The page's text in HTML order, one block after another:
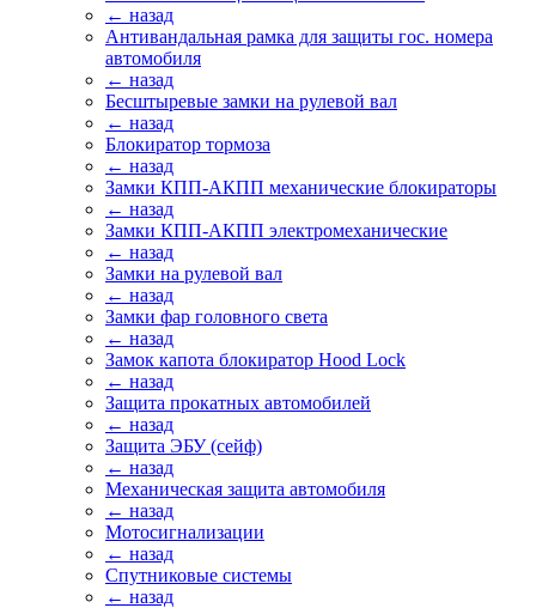
← назад
Антивандальная рамка для защиты гос. номера
автомобиля
← назад
Бесштыревые замки на рулевой вал
← назад
Блокиратор тормоза
← назад
Замки КПП-АКПП механические блокираторы
← назад
Замки КПП-АКПП электромеханические
← назад
Замки на рулевой вал
← назад
Замки фар головного света
← назад
Замок капота блокиратор Hood Lock
← назад
Защита прокатных автомобилей
← назад
Защита ЭБУ (сейф)
← назад
Механическая защита автомобиля
← назад
Мотосигнализации
← назад
Спутниковые системы
← назад